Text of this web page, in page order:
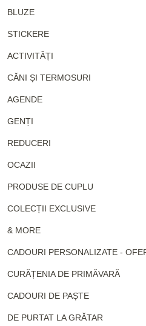
BLUZE
STICKERE
ACTIVITĂȚI
CĂNI ȘI TERMOSURI
AGENDE
GENȚI
REDUCERI
OCAZII
PRODUSE DE CUPLU
COLECȚII EXCLUSIVE
& MORE
CADOURI PERSONALIZATE -
CURĂȚENIA DE PRIMĂVARĂ
CADOURI DE PAȘTE
DE PURTAT LA GRĂTAR